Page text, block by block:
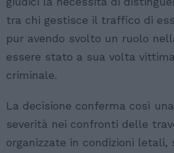
tra chi gestisce il traffico di
pur avendo svolto un ruolo
essere stato a sua volta
criminale.
La decisione conferma così
severità nei confronti delle
organizzate in condizioni letali,